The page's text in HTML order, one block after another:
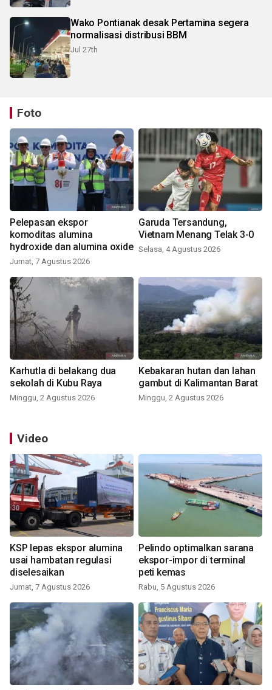
Wako Pontianak desak Pertamina segera
normalisasi distribusi BBM
Jul 27th
Foto
Pelepasan ekspor
komoditas alumina
hydroxide dan alumina oxide
Jumat, 7 Agustus 2026
Garuda Tersandung,
Vietnam Menang Telak 3-0
Selasa, 4 Agustus 2026
Karhutla di belakang dua
sekolah di Kubu Raya
Minggu, 2 Agustus 2026
Kebakaran hutan dan lahan
gambut di Kalimantan Barat
Minggu, 2 Agustus 2026
Video
KSP lepas ekspor alumina
usai hambatan regulasi
diselesaikan
Jumat, 7 Agustus 2026
Pelindo optimalkan sarana
ekspor-impor di terminal
peti kemas
Rabu, 5 Agustus 2026